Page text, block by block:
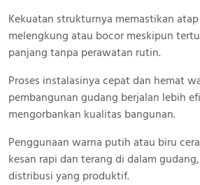
Kekuatan strukturnya memastikan
melengkung atau bocor meskipun
panjang tanpa perawatan rutin.
Proses instalasinya cepat dan hemat
pembangunan gudang berjalan lebih
mengorbankan kualitas bangunan.
Penggunaan warna putih atau biru
kesan rapi dan terang di dalam
distribusi yang produktif.